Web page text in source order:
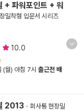
+ 파워포인트 + 워
밀착형 입문서 시리즈
10.0
(월) 아침 7시 출근전 배
2013 -회사통 현장밀